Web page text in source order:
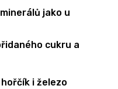
jako u
cukru a
i železo